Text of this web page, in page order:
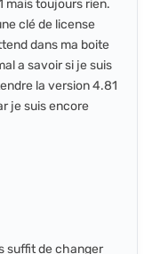
mais toujours rien.
clé de license
dans ma boite
a savoir si je suis
la version 4.81
je suis encore
suffit de changer